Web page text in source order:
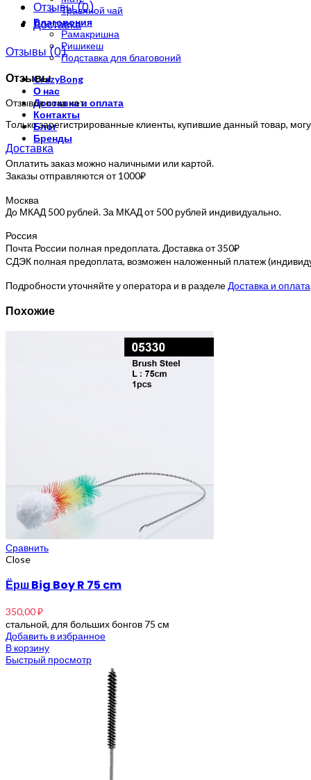
Травяной чай
Благовония
Рамакришна
Ришикеш
Подставка для благовоний
CrazyBong
О нас
Доставка и оплата
Контакты
Блог
Бренды
Отзывы (0)
Доставка
Отзывы (0)
Отзывы
Отзывов пока нет.
Только зарегистрированные клиенты, купившие данный товар,
Доставка
Оплатить заказ можно наличными или картой.
Заказы отправляются от 1000₽
Москва
До МКАД 500 рублей. За МКАД от 500 рублей индивидуально.
Россия
Почта России полная предоплата. Доставка от 350₽
СДЭК полная предоплата, возможен наложенный платеж
Подробности уточняйте у оператора и в разделе Доставка и оплата
Похожие
Сравнить
Close
Ёрш Big Boy R 75 cm
350,00₽
стальной, для больших бонгов 75 см
Добавить в избранное
В корзину
Быстрый просмотр